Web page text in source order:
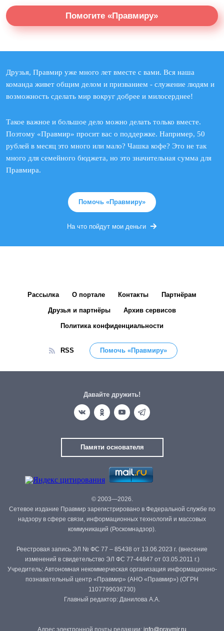
Помогите «Правмиру»
Друзья, Правмир уже много лет вместе с вами. Вся наша
команда живет общим делом и призванием - служение людям и
возможность сделать мир вокруг добрее и милосерднее!
Такое важное и большое дело можно делать только вместе.
Поэтому «Правмир» просит вас о поддержке. Например, 50
рублей в месяц это много или мало? Чашка кофе? Это не так
много для семейного бюджета, но это значительная сумма для
Правмира.
Помочь «Правмиру»
На что пойдут мои деньги
Рассылка О портале Контакты Партнёрам
Друзья и партнёры Архив сервисов
Политика конфиденциальности
RSS Помочь «Правмиру»
Давайте дружить!
Памяти основателя
© 2003—2026.
Сетевое издание Правмир зарегистрировано в Федеральной службе по
надзору в сфере связи, информационных технологий и массовых
коммуникаций (Роскомнадзор).
Реестровая запись ЭЛ № ФС 77 – 85438 от 13.06.2023 г. (внесение
изменений в свидетельство ЭЛ ФС 77-44847 от 03.05.2011 г.)
Учредитель: Автономная некоммерческая организация информационно-
познавательный центр «Правмир» (АНО «Правмир») (ОГРН
1107799036730)
Главный редактор: Данилова А.А.
Адрес электронной почты редакции: info@pravmir.ru